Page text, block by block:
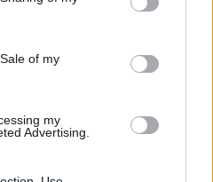
and its third-party tags to
purposes in below Google
of my
my
Advertising.